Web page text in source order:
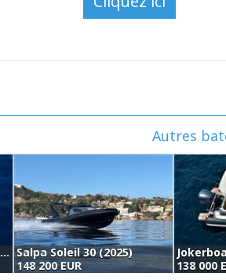
Autres
Solemar Sx 27 Allure + Mercury 300 V8 Verado - Demo Del Salone (2025) Salpa Soleil 30 (2025)
148 200 EUR
138 000